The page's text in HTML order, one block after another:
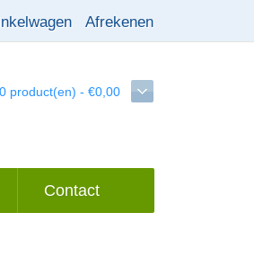
Afrekenen
0 product(en) - €0,00
Contact